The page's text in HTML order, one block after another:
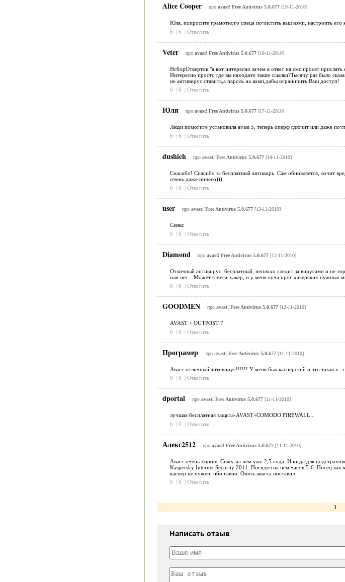
Alice Cooper про avast! Free Antivirus 5.0.677[19-11-2010]
Юля, попросите грамотного спеца почистить ваш комп, настроить его
6
| 6 | Ответить
Veter про avast! Free Antivirus 5.0.677[18-11-2010]
НсборОтверток "а вот интересно зачем в ответ на смс просят
Интересно просто где вы находите такие ссылки?Тысячу раз было
не антивирус ставить,а пароль на комп,дабы ограничить Ваш доступ!
6
| 6 | Ответить
Юля про avast! Free Antivirus 5.0.677[17-11-2010]
Люди помогите установила avast 5, теперь оперф гдючит или даже
6
| 6 | Ответить
dushich про avast! Free Antivirus 5.0.677[14-11-2010]
Спасибо! Спасибо за бесплатный антивирь. Сам обновляется, лочит
очень даже ничего)))
6
| 6 | Ответить
user про avast! Free Antivirus 5.0.677[13-11-2010]
Сенкс
6
| 6 | Ответить
Diamond про avast! Free Antivirus 5.0.677[12-11-2010]
Отличный антивирус, бесплатный, неплохо следит за вирусами и не
или нет... Может я мега-хакер, и у меня куча прог хакерских нужных
6
| 6 | Ответить
GOODMEN про avast! Free Antivirus 5.0.677[12-11-2010]
AVAST + OUTPOST 7
6
| 6 | Ответить
Програмер про avast! Free Antivirus 5.0.677[11-11-2010]
Аваст отличный антивирус!!!!!! У меня был касперский и это такая
6
| 6 | Ответить
dportal про avast! Free Antivirus 5.0.677[11-11-2010]
лучшая бесплатная защита-AVAST+COMODO FIREWALL...
6
| 6 | Ответить
Алекс2512 про avast! Free Antivirus 5.0.677[11-11-2010]
Аваст очень хорош. Сижу на нём уже 2,5 года. Иногда для
Kaspersky Internet Security 2011. Посидел на нём часов 5-6. Писец как
каспер не нужен, ибо гавно. Опять аваста поставил.
6
| 6 | Ответить
1
Написать отзыв